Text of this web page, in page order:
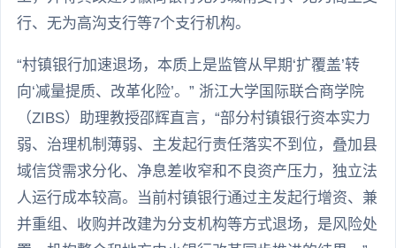
行、无为高沟支行等7个支行机构。
“村镇银行加速退场，本质上是监管从早期‘扩覆盖’转
向‘减量提质、改革化险’。” 浙江大学国际联合商学院
（ZIBS）助理教授邵辉直言，“部分村镇银行资本实力
弱、治理机制薄弱、主发起行责任落实不到位，叠加县
域信贷需求分化、净息差收窄和不良资产压力，独立法
人运行成本较高。当前村镇银行通过主发起行增资、兼
并重组、收购并改建为分支机构等方式退场，是风险处